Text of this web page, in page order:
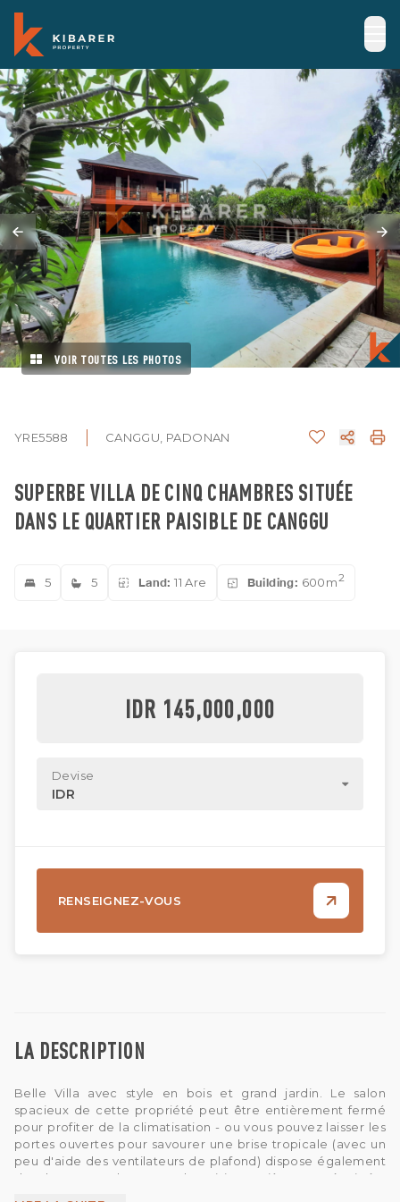
VOIR TOUTES LES PHOTOS
YRE5588 CANGGU, PADONAN
SUPERBE VILLA DE CINQ CHAMBRES SITUÉE
DANS LE QUARTIER PAISIBLE DE CANGGU
5 5 Land: 11 Are Building: 600m2
LA DESCRIPTION
Belle Villa avec style en bois et grand jardin. Le salon
spacieux de cette propriété peut être entièrement fermé
pour profiter de la climatisation - ou vous pouvez laisser les
portes ouvertes pour savourer une brise tropicale (avec un
peu d'aide des ventilateurs de plafond) dispose également
d'un bureau et d'une grande cuisine entièrement équipée.
IDR 145,000,000
Devise
IDR
RENSEIGNEZ-VOUS